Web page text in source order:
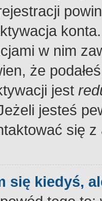
w nim
że
jest
jesteś
się
się kiedyś,